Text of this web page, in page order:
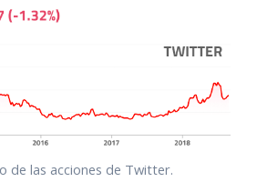
de las acciones de Twitter.